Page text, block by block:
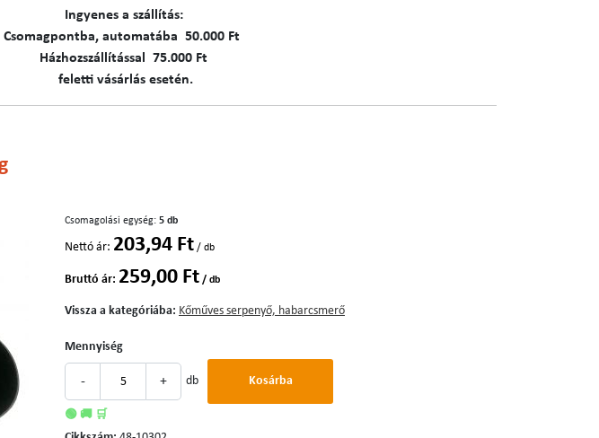
Ingyenes a szállítás:
C​​​somagpontba, automatába 50.000 Ft
Házhozszállítással 75.000 Ft
feletti vásárlás esetén.
Csomagolási egység: 5 db
Nettó ár: 203,94 Ft / db
Bruttó ár: 259,00 Ft / db
Vissza a kategóriába: Kőműves serpenyő, habarcsmerő
Mennyiség
- + db Kosárba
🟢 🚚 🛒